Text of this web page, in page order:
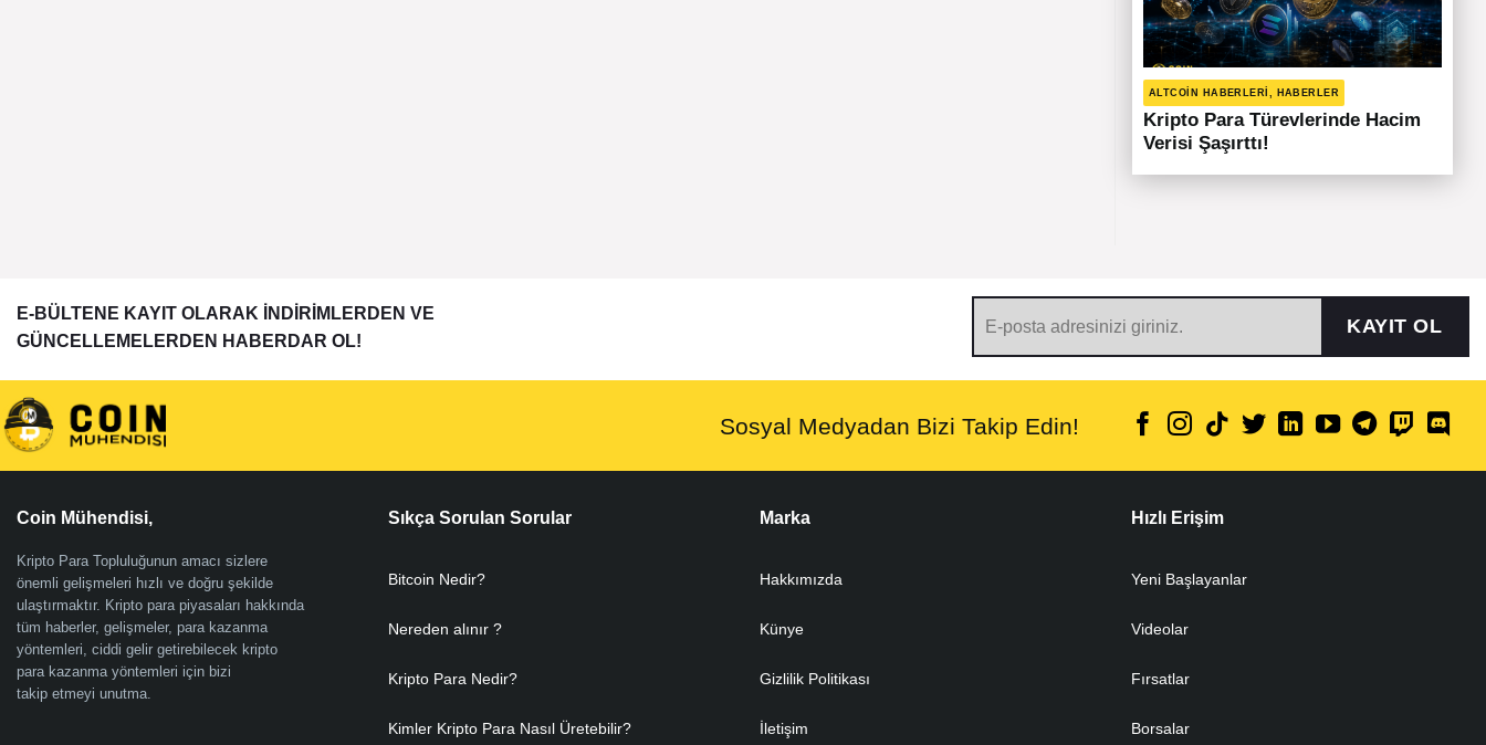
ALTCOIN HABERLERI, HABERLER
Kripto Para Türevlerinde Hacim
Verisi Şaşırttı!
E-BÜLTENE KAYIT OLARAK İNDİRİMLERDEN VE
GÜNCELLEMELERDEN HABERDAR OL!
KAYIT OL
Sosyal Medyadan Bizi Takip Edin!
Coin Mühendisi,
Kripto Para Topluluğunun amacı sizlere
önemli gelişmeleri hızlı ve doğru şekilde
ulaştırmaktır. Kripto para piyasaları hakkında
tüm haberler, gelişmeler, para kazanma
yöntemleri, ciddi gelir getirebilecek kripto
para kazanma yöntemleri için bizi
takip etmeyi unutma.
Sıkça Sorulan Sorular
Bitcoin Nedir?
Nereden alınır ?
Kripto Para Nedir?
Kimler Kripto Para Nasıl Üretebilir?
Marka
Hakkımızda
Künye
Gizlilik Politikası
İletişim
Hızlı Erişim
Yeni Başlayanlar
Videolar
Fırsatlar
Borsalar